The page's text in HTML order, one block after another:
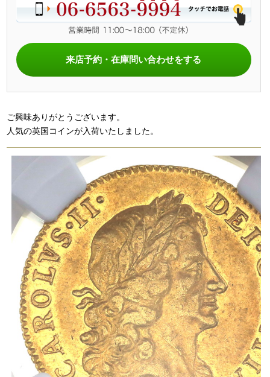
来店予約・在庫問い合わせをする
ご興味ありがとうございます。
人気の英国コインが入荷いたしました。